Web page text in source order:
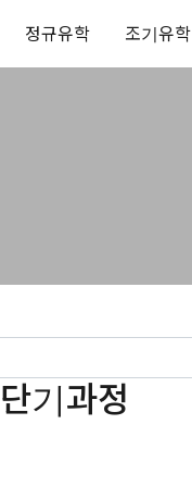
정규유학 조기유학
기과정